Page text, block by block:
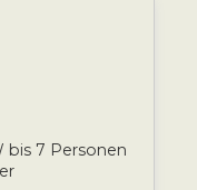
bis 7 Personen